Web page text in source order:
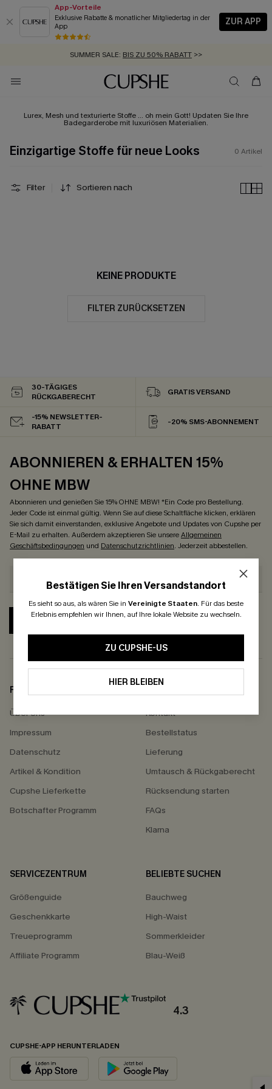
App-Vorteile
Exklusive Rabatte & monatlicher Mitgliedertag in der
App
ZUR APP
GRATIS MASSBAND MIT JEDEM SCHNELLVERSAND-ARTIKEL >>
SUMMER SALE: BIS ZU 50% RABATT >>
ZUM NEWSLETTER:BIS ZU -20% EXTRA ERHALTEN
KOSTENLOSER VERSAND AB 89 €
Lurex, Mesh und texturierte Stoffe … oh mein Gott! Updaten Sie Ihre
Badegarderobe mit luxuriösen Materialien.
Einzigartige Stoffe für neue Looks 0 Artikel
Filter Sortieren nach
KEINE PRODUKTE
FILTER ZURÜCKSETZEN
Bestätigen Sie Ihren Versandstandort
Es sieht so aus, als wären Sie in Vereinigte Staaten. Für das beste
Erlebnis empfehlen wir Ihnen, auf Ihre lokale Website zu wechseln.
ZU CUPSHE-US
HIER BLEIBEN
30-TÄGIGES
RÜCKGABERECHT
GRATIS VERSAND
-15% NEWSLETTER-
RABATT
-20% SMS-ABONNEMENT
ABONNIEREN & ERHALTEN 15%
OHNE MBW
Abonnieren und genießen Sie 15% OHNE MBW! *Ein Code pro Bestellung.
Jeder Code ist einmal gültig. Wenn Sie auf diese Schaltfläche klicken, erklären
Sie sich damit einverstanden, exklusive Angebote und Updates von Cupshe per
E-Mail zu erhalten. Außerdem akzeptieren Sie unsereAllgemeinen
Geschäftsbedingungen und Datenschutzrichtlinien. Jederzeit abbestellen.
ABONNIEREN
FIRMENINFO
Über Uns
Impressum
Datenschutz
Artikel & Kondition
Cupshe Lieferkette
Botschafter Programm
Kontakt
Bestellstatus
Lieferung
Umtausch & Rückgaberecht
Rücksendung starten
FAQs
Klarna
SERVICEZENTRUM
Größenguide
Geschenkkarte
Treueprogramm
Affiliate Programm
BELIEBTE SUCHEN
Bauchweg
High-Waist
Sommerkleider
Blau-Weiß
4.3
CUPSHE-APP HERUNTERLADEN